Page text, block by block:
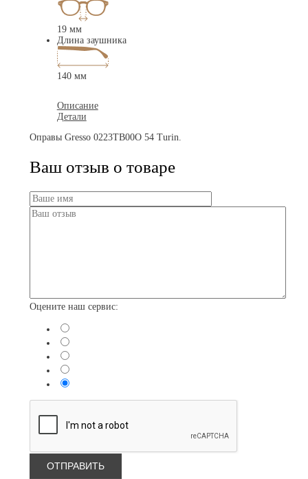
19 мм
Длина заушника
140 мм
Описание
Детали
Оправы Gresso 0223TB00O 54 Turin.
Ваш отзыв о товаре
Оцените наш сервис: